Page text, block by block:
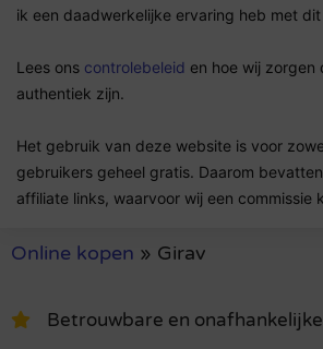
ik een daadwerkelijke ervaring heb met
Lees ons controlebeleid en hoe wij zorgen
authentiek zijn.
Het gebruik van deze website is voor
gebruikers geheel gratis. Daarom
affiliate links, waarvoor wij een commissie
Online kopen » Girav
Betrouwbare en